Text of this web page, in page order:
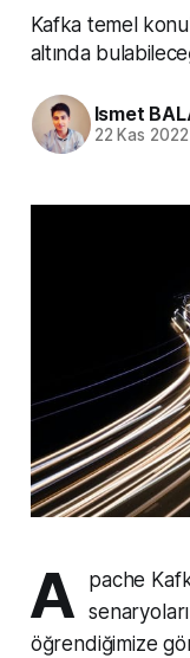
Kafka temel
altında
Ismet
22 Kas 2022
A
pache
öğrendiğimize